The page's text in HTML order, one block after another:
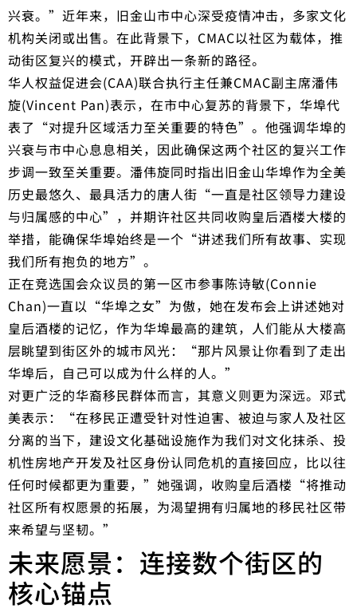
兴衰。”近年来，旧金山市中心深受疫情冲击，多家文化
机构关闭或出售。在此背景下，CMAC以社区为载体，推
动街区复兴的模式，开辟出一条新的路径。
华人权益促进会(CAA)联合执行主任兼CMAC副主席潘伟
旋(Vincent Pan)表示，在市中心复苏的背景下，华埠代
表了“对提升区域活力至关重要的特色”。他强调华埠的
兴衰与市中心息息相关，因此确保这两个社区的复兴工作
步调一致至关重要。潘伟旋同时指出旧金山华埠作为全美
历史最悠久、最具活力的唐人街“一直是社区领导力建设
与归属感的中心”，并期许社区共同收购皇后酒楼大楼的
举措，能确保华埠始终是一个“讲述我们所有故事、实现
我们所有抱负的地方”。
正在竞选国会众议员的第一区市参事陈诗敏(Connie
Chan)一直以“华埠之女”为傲，她在发布会上讲述她对
皇后酒楼的记忆，作为华埠最高的建筑，人们能从大楼高
层眺望到街区外的城市风光：“那片风景让你看到了走出
华埠后，自己可以成为什么样的人。”
对更广泛的华裔移民群体而言，其意义则更为深远。邓式
美表示：“在移民正遭受针对性迫害、被迫与家人及社区
分离的当下，建设文化基础设施作为我们对文化抹杀、投
机性房地产开发及社区身份认同危机的直接回应，比以往
任何时候都更为重要，”她强调，收购皇后酒楼“将推动
社区所有权愿景的拓展，为渴望拥有归属地的移民社区带
来希望与坚韧。”
未来愿景：连接数个街区的
核心锚点